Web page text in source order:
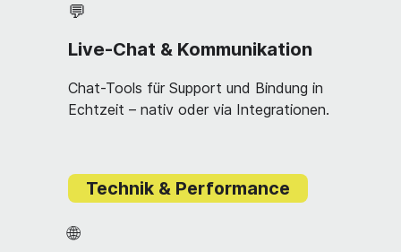
💬
Chat-Tools für Support und Bindung in
Echtzeit – nativ oder via Integrationen.
Live-Chat & Kommunikation
Technik & Performance
🌐